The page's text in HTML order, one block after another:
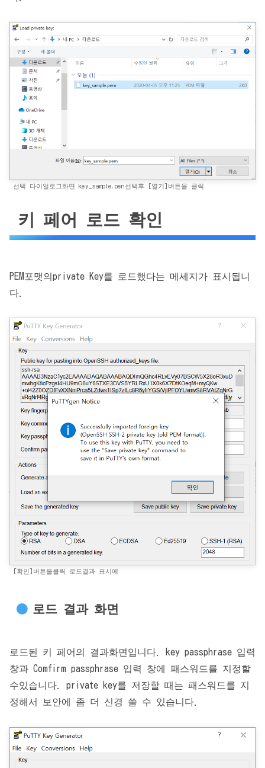
선택 다이얼로그화면 key_sample.pen선택후 [열기]버튼을 클릭
키 페어 로드 확인
PEM포맷의private Key를 로드했다는 메세지가 표시됩니
다.
[확인]버튼을클릭 로드결과 표시에
로드 결과 화면
로드된 키 페어의 결과화면입니다. key passphrase 입력
창과 Comfirm passphrase 입력 창에 패스워드를 지정할
수있습니다. private key를 저장할 때는 패스워드를 지
정해서 보안에 좀 더 신경 쓸 수 있습니다.